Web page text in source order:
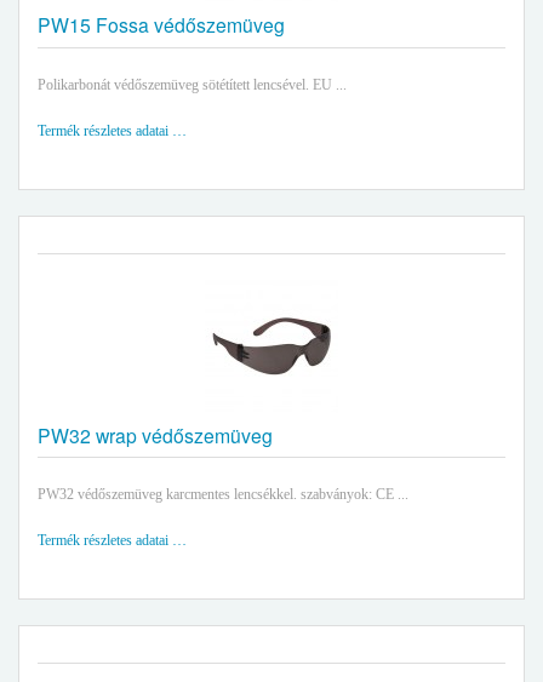
PW15 Fossa védőszemüveg
Polikarbonát védőszemüveg sötétített lencsével. EU ...
Termék részletes adatai …
PW32 wrap védőszemüveg
PW32 védőszemüveg karcmentes lencsékkel. szabványok: CE ...
Termék részletes adatai …